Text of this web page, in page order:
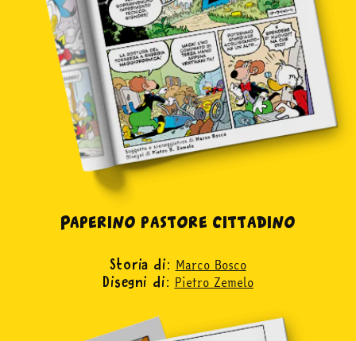
Paperino pastore cittadino
Storia di: Marco Bosco
Disegni di: Pietro Zemelo